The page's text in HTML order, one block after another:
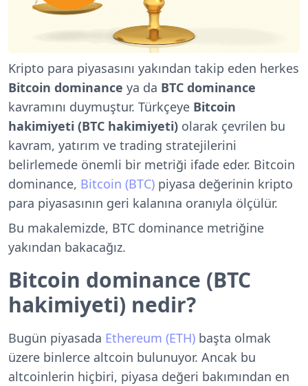
Kripto para piyasasını yakından takip eden herkes
Bitcoin dominance ya da BTC dominance
kavramını duymuştur. Türkçeye Bitcoin
hakimiyeti (BTC hakimiyeti) olarak çevrilen bu
kavram, yatırım ve trading stratejilerini
belirlemede önemli bir metriği ifade eder. Bitcoin
dominance, Bitcoin (BTC) piyasa değerinin kripto
para piyasasının geri kalanına oranıyla ölçülür.
Bu makalemizde, BTC dominance metriğine
yakından bakacağız.
Bitcoin dominance (BTC
hakimiyeti) nedir?
Bugün piyasada Ethereum (ETH) başta olmak
üzere binlerce altcoin bulunuyor. Ancak bu
altcoinlerin hiçbiri, piyasa değeri bakımından en